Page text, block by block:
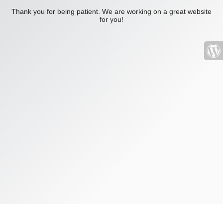
Thank you for being patient. We are working on a great website
for you!